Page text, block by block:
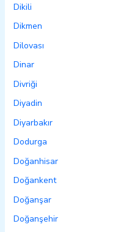
Dikili
Dikmen
Dilovası
Dinar
Divriği
Diyadin
Diyarbakır
Dodurga
Doğanhisar
Doğankent
Doğanşar
Doğanşehir